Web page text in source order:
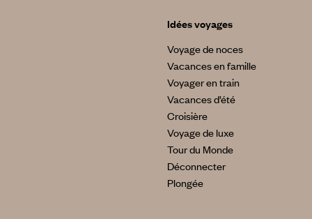
Idées voyages
Voyage de noces
Vacances en famille
Voyager en train
Vacances d’été
Croisière
Voyage de luxe
Tour du Monde
Déconnecter
Plongée